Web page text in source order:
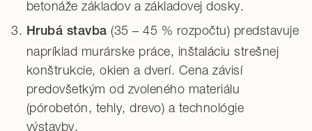
betonáže základov a základovej dosky.
Hrubá stavba (35 – 45 % rozpočtu) predstavuje
napríklad murárske práce, inštaláciu strešnej
konštrukcie, okien a dverí. Cena závisí
predovšetkým od zvoleného materiálu
(pórobetón, tehly, drevo) a technológie
výstavby.